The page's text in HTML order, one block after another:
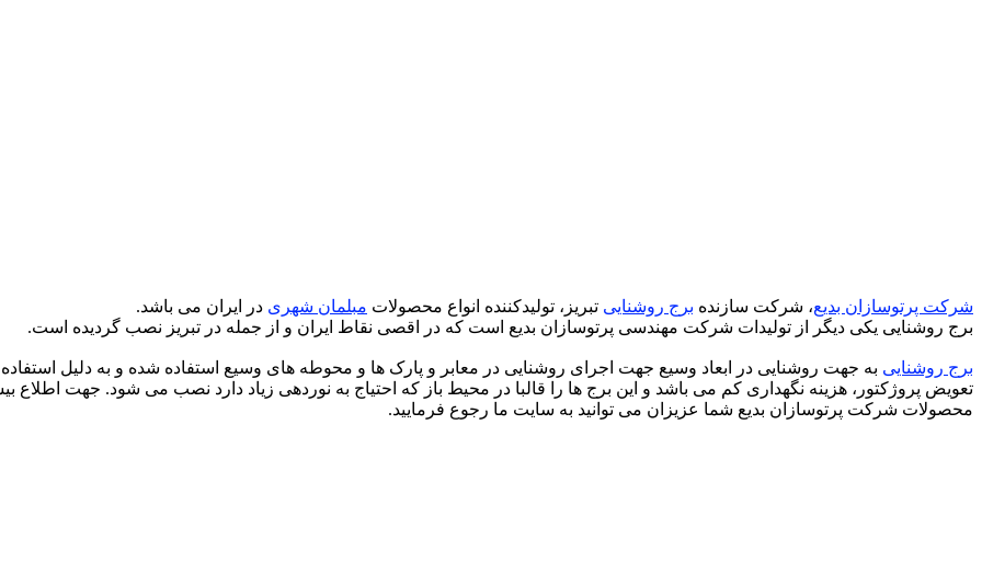
شرکت پرتوسازان بدیع، شرکت سازنده برج روشنایی تبریز، تولیدکننده انواع محصولات مبلمان شهری در ایران می باشد.
برج روشنایی یکی دیگر از تولیدات شرکت مهندسی پرتوسازان بدیع است که در اقصی نقاط ایران و از جمله در تبریز نصب گردیده است.
برج روشنایی به جهت روشنایی در ابعاد وسیع جهت اجرای روشنایی در معابر و پارک ها و محوطه های وسیع استفاده شده و به دلیل
تعویض پروژکتور، هزینه نگهداری کم می باشد و این برج ها را قالبا در محیط باز که احتیاج به نوردهی زیاد دارد نصب می شود. جهت اطلاع
محصولات شرکت پرتوسازان بدیع شما عزیزان می توانید به سایت ما رجوع فرمایید.